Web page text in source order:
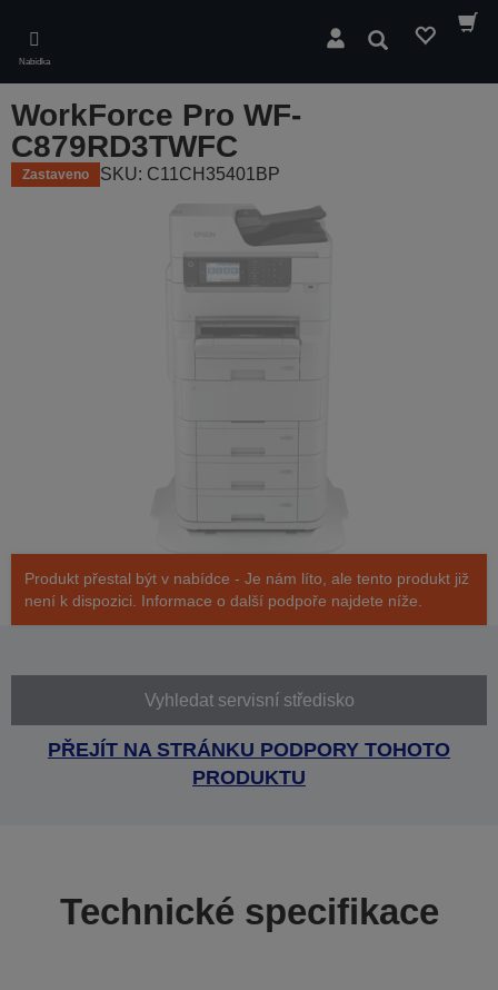
main
content
Nabídka
Hledat
WorkForce Pro WF-
C879RD3TWFC
Zastaveno SKU: C11CH35401BP
Produkt přestal být v nabídce - Je nám líto, ale tento produkt již
není k dispozici. Informace o další podpoře najdete níže.
Vyhledat servisní středisko
PŘEJÍT NA STRÁNKU PODPORY TOHOTO
PRODUKTU
Technické specifikace